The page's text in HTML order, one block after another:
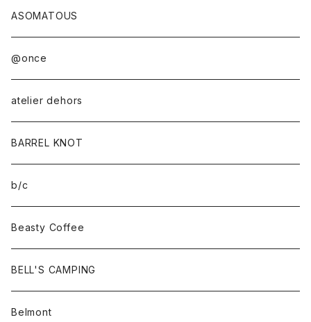
ASOMATOUS
@once
atelier dehors
BARREL KNOT
b/c
Beasty Coffee
BELL'S CAMPING
Belmont